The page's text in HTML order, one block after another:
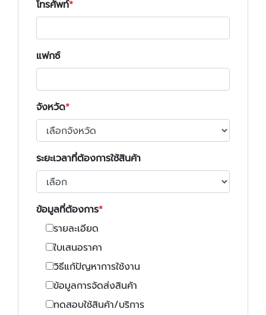
โทรศัพท์
แฟกซ์
จังหวัด
ระยะเวลาที่ต้องการใช้สินค้า
ข้อมูลที่ต้องการ
รายละเอียด
ใบเสนอราคา
วิธีแก้ปัญหาการใช้งาน
ข้อมูลการจัดส่งสินค้า
ทดสอบใช้สินค้า/บริการ